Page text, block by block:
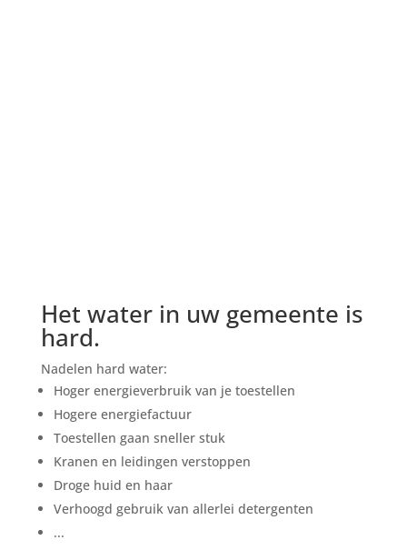
Het water in uw gemeente is
hard.
Nadelen hard water:
Hoger energieverbruik van je toestellen
Hogere energiefactuur
Toestellen gaan sneller stuk
Kranen en leidingen verstoppen
Droge huid en haar
Verhoogd gebruik van allerlei detergenten
...